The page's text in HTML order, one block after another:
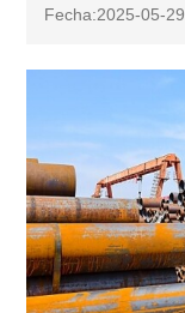
Fecha:2025-05-29